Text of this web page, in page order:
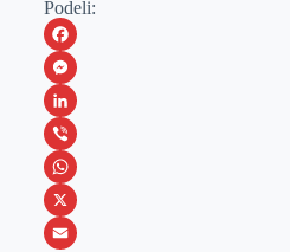
Podeli:
F
a
c
e
b
o
M
e
s
s
e
L
i
n
k
V
i
b
W
h
X